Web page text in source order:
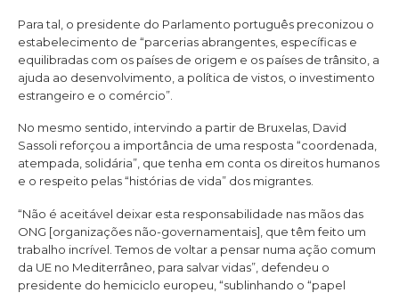
Para tal, o presidente do Parlamento português preconizou o
estabelecimento de “parcerias abrangentes, específicas e
equilibradas com os países de origem e os países de trânsito, a
ajuda ao desenvolvimento, a política de vistos, o investimento
estrangeiro e o comércio”.
No mesmo sentido, intervindo a partir de Bruxelas, David
Sassoli reforçou a importância de uma resposta “coordenada,
atempada, solidária”, que tenha em conta os direitos humanos
e o respeito pelas “histórias de vida” dos migrantes.
“Não é aceitável deixar esta responsabilidade nas mãos das
ONG [organizações não-governamentais], que têm feito um
trabalho incrível. Temos de voltar a pensar numa ação comum
da UE no Mediterrâneo, para salvar vidas”, defendeu o
presidente do hemiciclo europeu, “sublinhando o “papel